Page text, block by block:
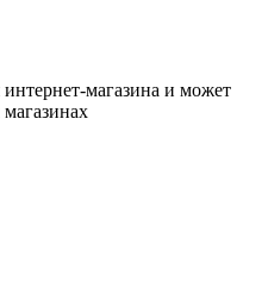
магазина и может